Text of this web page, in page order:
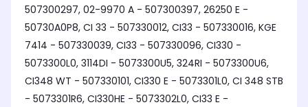
507300297, 02-9970 A - 507300397, 26250 E -
50730A0P8, CI 33 - 507330012, CI33 - 507330016, KGE
7414 - 507330039, CI33 - 507330096, CI330 -
5073300L0, 3114DI - 5073300U5, 324RI - 5073300U6,
CI348 WT - 507330101, CI330 E - 5073301L0, CI 348 STB
- 5073301R6, CI330HE - 5073302L0, CI33 E -